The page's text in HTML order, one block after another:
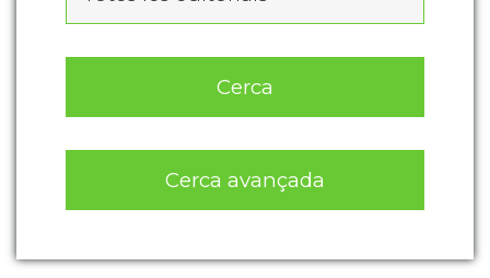
Cerca
Cerca avançada